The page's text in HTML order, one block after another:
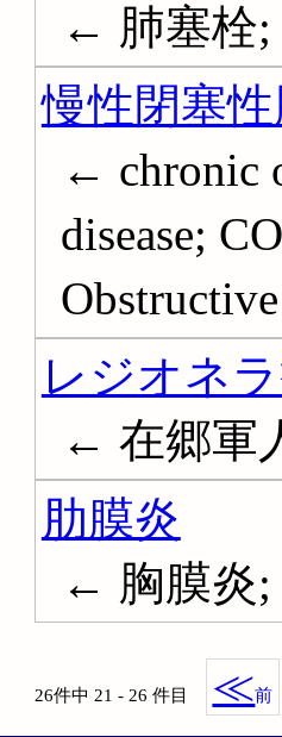
← 肺塞栓;
慢性閉塞
← chronic
disease;
Obstructive
レジオネ
← 在郷軍
肋膜炎
← 胸膜炎;
26件中 21 - 26 件目 ≪前